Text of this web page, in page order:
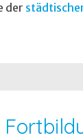
der